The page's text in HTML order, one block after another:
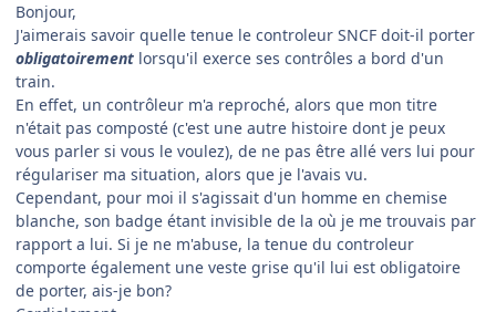
Bonjour,
J'aimerais savoir quelle tenue le controleur SNCF doit-il porter
obligatoirement lorsqu'il exerce ses contrôles a bord d'un
train.
En effet, un contrôleur m'a reproché, alors que mon titre
n'était pas composté (c'est une autre histoire dont je peux
vous parler si vous le voulez), de ne pas être allé vers lui pour
régulariser ma situation, alors que je l'avais vu.
Cependant, pour moi il s'agissait d'un homme en chemise
blanche, son badge étant invisible de la où je me trouvais par
rapport a lui. Si je ne m'abuse, la tenue du controleur
comporte également une veste grise qu'il lui est obligatoire
de porter, ais-je bon?